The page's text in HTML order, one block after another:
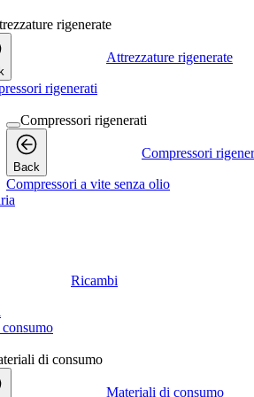
rigenerate
Attrezzature rigenerate
rigenerati
Compressori rigenerati
Back
Compressori
Compressori a vite senza olio
Ricambi
di consumo
Materiali di consumo